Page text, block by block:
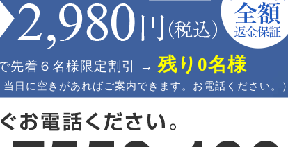
先着６名様限定割引 →残り0名様
日に空きがあればご案内できます。お電話ください。）